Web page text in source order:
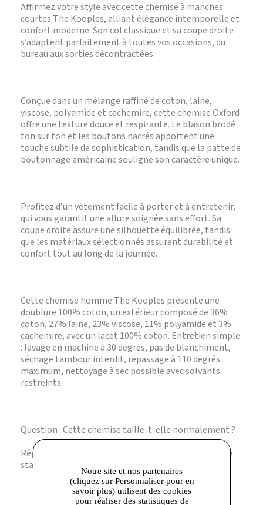
Affirmez votre style avec cette chemise à manches
courtes The Kooples, alliant élégance intemporelle et
confort moderne. Son col classique et sa coupe droite
s’adaptent parfaitement à toutes vos occasions, du
bureau aux sorties décontractées.
Conçue dans un mélange raffiné de coton, laine,
viscose, polyamide et cachemire, cette chemise Oxford
offre une texture douce et respirante. Le blason brodé
ton sur ton et les boutons nacrés apportent une
touche subtile de sophistication, tandis que la patte de
boutonnage américaine souligne son caractère unique.
Profitez d’un vêtement facile à porter et à entretenir,
qui vous garantit une allure soignée sans effort. Sa
coupe droite assure une silhouette équilibrée, tandis
que les matériaux sélectionnés assurent durabilité et
confort tout au long de la journée.
Cette chemise homme The Kooples présente une
doublure 100% coton, un extérieur composé de 36%
coton, 27% laine, 23% viscose, 11% polyamide et 3%
cachemire, avec un lacet 100% coton. Entretien simple
: lavage en machine à 30 degrés, pas de blanchiment,
séchage tambour interdit, repassage à 110 degrés
maximum, nettoyage à sec possible avec solvants
restreints.
Question : Cette chemise taille-t-elle normalement ?
Réponse : Oui, la coupe droite correspond à une taille
standard, ni trop ajustée ni trop ample.
Notre site et nos partenaires
(cliquez sur Personnaliser pour en
savoir plus) utilisent des cookies
pour réaliser des statistiques de